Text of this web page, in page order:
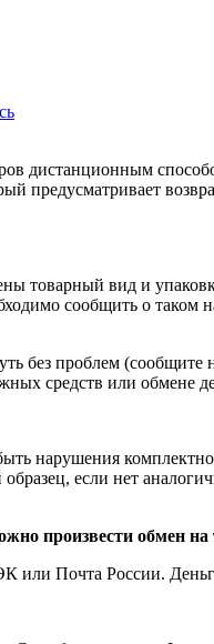
дистанционным
предусматривает
товарный вид и
сообщить о
без проблем
средств или обмене
нарушения
если нет
произвести обмен
Почта России.